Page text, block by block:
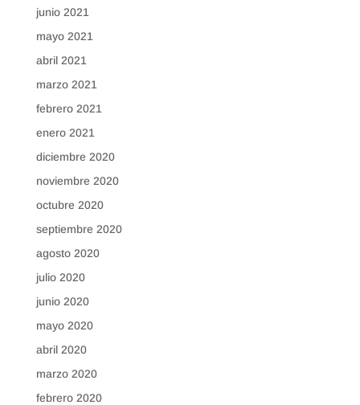
junio 2021
mayo 2021
abril 2021
marzo 2021
febrero 2021
enero 2021
diciembre 2020
noviembre 2020
octubre 2020
septiembre 2020
agosto 2020
julio 2020
junio 2020
mayo 2020
abril 2020
marzo 2020
febrero 2020